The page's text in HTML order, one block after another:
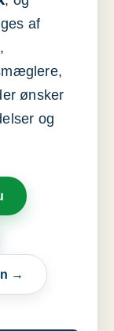
af
ønsker
og
→